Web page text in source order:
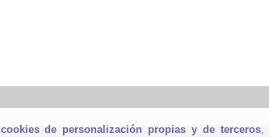
cookies de personalización propias y de terceros,